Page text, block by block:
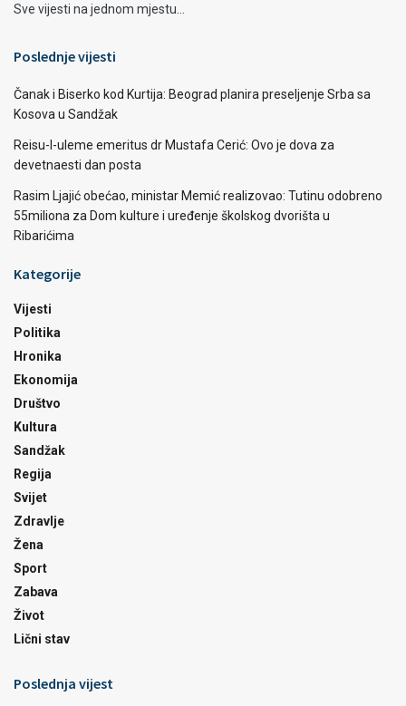
Sve vijesti na jednom mjestu...
Poslednje vijesti
Čanak i Biserko kod Kurtija: Beograd planira preseljenje Srba sa
Kosova u Sandžak
Reisu-l-uleme emeritus dr Mustafa Cerić: Ovo je dova za
devetnaesti dan posta
Rasim Ljajić obećao, ministar Memić realizovao: Tutinu odobreno
55miliona za Dom kulture i uređenje školskog dvorišta u
Ribarićima
Kategorije
Vijesti
Politika
Hronika
Ekonomija
Društvo
Kultura
Sandžak
Regija
Svijet
Zdravlje
Žena
Sport
Zabava
Život
Lični stav
Poslednja vijest